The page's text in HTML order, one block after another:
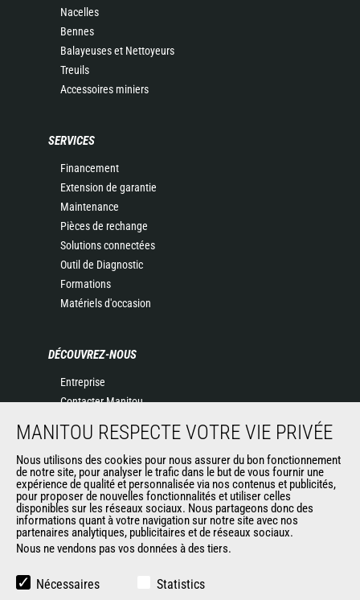
Nacelles
Bennes
Balayeuses et Nettoyeurs
Treuils
Accessoires miniers
SERVICES
Financement
Extension de garantie
Maintenance
Pièces de rechange
Solutions connectées
Outil de Diagnostic
Formations
Matériels d'occasion
DÉCOUVREZ-NOUS
Entreprise
Contacter Manitou
Politique de protection des données
Evénements
Actualités
Historique
AUTRES SITES DU GROUPE
Manitou Group
MANITOU RESPECTE VOTRE VIE PRIVÉE
Nous utilisons des cookies pour nous assurer du bon fonctionnement
de notre site, pour analyser le trafic dans le but de vous fournir une
expérience de qualité et personnalisée via nos contenus et publicités,
pour proposer de nouvelles fonctionnalités et utiliser celles
disponibles sur les réseaux sociaux. Nous partageons donc des
informations quant à votre navigation sur notre site avec nos
partenaires analytiques, publicitaires et de réseaux sociaux.
Nous ne vendons pas vos données à des tiers.
Nécessaires Statistics